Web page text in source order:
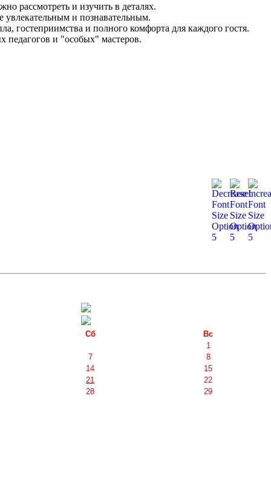
рассмотреть и изучить в деталях.
увлекательным и познавательным.
гостеприимства и полного комфорта для каждого гостя.
педагогов и "особых" мастеров.
Сб
Вс
1
7
8
14
15
21
22
28
29